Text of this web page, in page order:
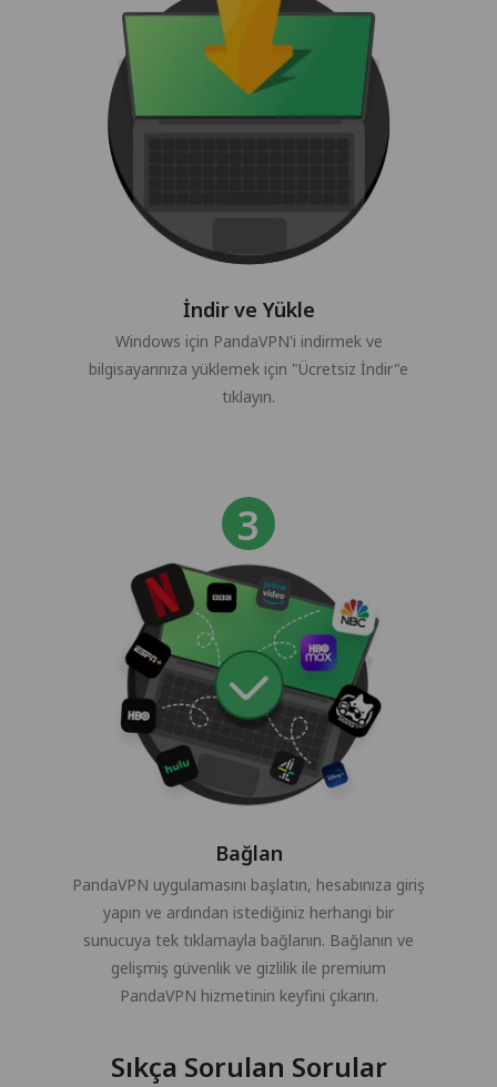
İndir ve Yükle
Windows için PandaVPN'i indirmek ve
bilgisayarınıza yüklemek için "Ücretsiz İndir"e
tıklayın.
Bağlan
PandaVPN uygulamasını başlatın, hesabınıza giriş
yapın ve ardından istediğiniz herhangi bir
sunucuya tek tıklamayla bağlanın. Bağlanın ve
gelişmiş güvenlik ve gizlilik ile premium
PandaVPN hizmetinin keyfini çıkarın.
Sıkça Sorulan Sorular